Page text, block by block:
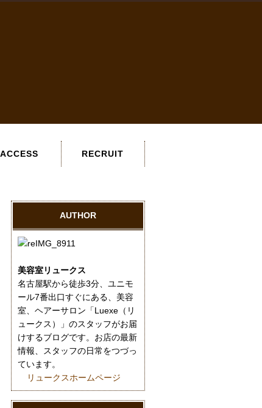
ACCESS RECRUIT
AUTHOR
美容室リュークス
名古屋駅から徒歩3分、ユニモ
ール7番出口すぐにある、美容
室、ヘアーサロン「Luexe（リ
ュークス）」のスタッフがお届
けするブログです。お店の最新
情報、スタッフの日常をつづっ
ています。
リュークスホームページ